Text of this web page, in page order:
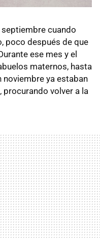
septiembre cuando
poco después de que
ese mes y el
maternos, hasta
noviembre ya estaban
procurando volver a la